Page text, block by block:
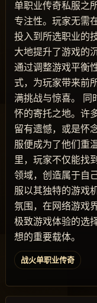
单职业传奇私服之
专注性。玩家无需
投入到所选职业的
大地提升了游戏的
通过调整游戏平衡
式，为玩家带来前
满挑战与惊喜。 同
怀的寄托之地。许
留有遗憾，或是怀
服便成为了他们重
里，玩家不仅能找
领域，创造属于自
服以其独特的游戏
氛围，在网络游戏
极致游戏体验的选
想的重要载体。
战火单职业传奇